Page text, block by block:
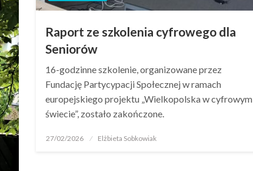
Raport ze szkolenia cyfrowego dla
Seniorów
16-godzinne szkolenie, organizowane przez
Fundację Partycypacji Społecznej w ramach
europejskiego projektu „Wielkopolska w cyfrowym
świecie”, zostało zakończone.
27/02/2026 Elżbieta Sobkowiak